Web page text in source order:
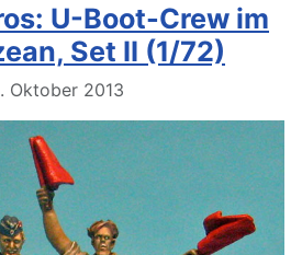
U-Boot-Crew im
Set II (1/72)
Oktober 2013